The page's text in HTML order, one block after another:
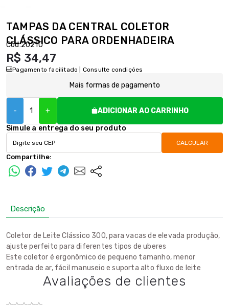
TAMPAS DA CENTRAL COLETOR
CLÁSSICO PARA ORDENHADEIRA
Cód:20210
R$ 34,47
Pagamento facilitado | Consulte condições
Mais formas de pagamento
- +
ADICIONAR AO CARRINHO
Simule a entrega do seu produto
CALCULAR
Compartilhe:
Descrição
Coletor de Leite Clássico 300, para vacas de elevada produção,
ajuste perfeito para diferentes tipos de uberes
Este coletor é ergonômico de pequeno tamanho, menor
entrada de ar, fácil manuseio e suporta alto fluxo de leite
Avaliações de clientes